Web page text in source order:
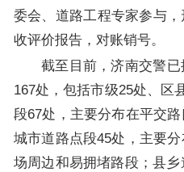
委会、道路工程专家参与
收评价报告，对账销号。
截至目前，济南交警
167处，包括市级25处、区
段67处，主要分布在平交
城市道路点段45处，主要
场周边和易拥堵路段；县